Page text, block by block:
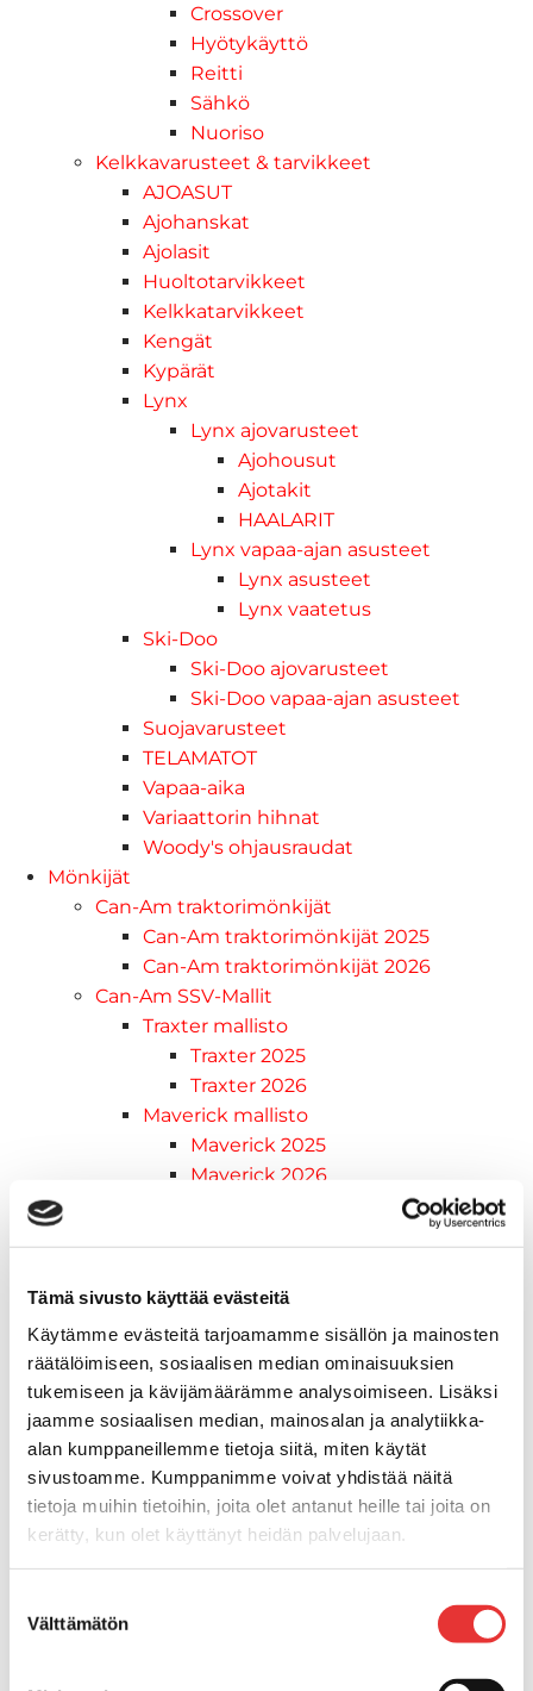
Tämä sivusto käyttää evästeitä
Käytämme evästeitä tarjoamamme sisällön ja mainosten
räätälöimiseen, sosiaalisen median ominaisuuksien
tukemiseen ja kävijämäärämme analysoimiseen. Lisäksi
jaamme sosiaalisen median, mainosalan ja analytiikka-
alan kumppaneillemme tietoja siitä, miten käytät
sivustoamme. Kumppanimme voivat yhdistää näitä
tietoja muihin tietoihin, joita olet antanut heille tai joita on
kerätty, kun olet käyttänyt heidän palvelujaan.
valinta
Välttämätön
Crossover
Hyötykäyttö
Reitti
Sähkö
Nuoriso
Kelkkavarusteet & tarvikkeet
AJOASUT
Ajohanskat
Ajolasit
Huoltotarvikkeet
Kelkkatarvikkeet
Kengät
Kypärät
Lynx
Lynx ajovarusteet
Ajohousut
Ajotakit
HAALARIT
Lynx vapaa-ajan asusteet
Lynx asusteet
Lynx vaatetus
Ski-Doo
Ski-Doo ajovarusteet
Ski-Doo vapaa-ajan asusteet
Suojavarusteet
TELAMATOT
Vapaa-aika
Variaattorin hihnat
Woody's ohjausraudat
Mönkijät
Can-Am traktorimönkijät
Can-Am traktorimönkijät 2025
Can-Am traktorimönkijät 2026
Can-Am SSV-Mallit
Traxter mallisto
Traxter 2025
Traxter 2026
Maverick mallisto
Maverick 2025
Maverick 2026
Mönkijöiden lisävarusteet ja -tarvikkeet
Can-Am varusteet
Huoltotarvikkeet
Motobatt akut
Puskulevyt
Rengas/Vannesetit
Työvalot
Vinssit
Piha ja puutarha
STIGA ajoleikkurit
STIGA pienkoneet